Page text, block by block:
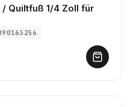
Quiltfuß 1/4 Zoll für